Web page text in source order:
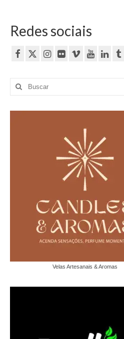
Redes sociais
Buscar
por:
Velas Artesanais & Aromas